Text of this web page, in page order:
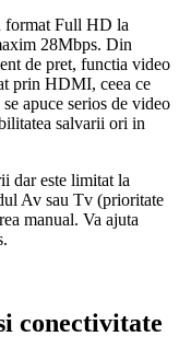
format Full HD la
28Mbps. Din
de pret, functia video
prin HDMI, ceea ce
apuce serios de video
salvarii ori in
dar este limitat la
Av sau Tv (prioritate
manual. Va ajuta
conectivitate